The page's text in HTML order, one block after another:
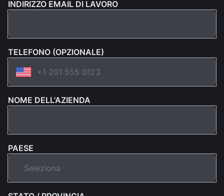
INDIRIZZO EMAIL DI LAVORO
TELEFONO (OPZIONALE)
NOME DELL'AZIENDA
PAESE